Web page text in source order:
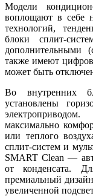
Модели
воплощают в себе
технологий,
блоки сплит-
дополнительными
также имеют
может быть
Во внутренних
установлены
максимально
или теплого
сплит-систем и
SMART Clean —
от конденсата.
премиальный
увеличенной